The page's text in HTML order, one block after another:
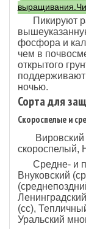
Пикируют
фосфора и
чем в
открытого
ночью.
Сорта для
Скороспелые и
скороспелый,
Средне- и
Внуковский
(сс),
Уральский